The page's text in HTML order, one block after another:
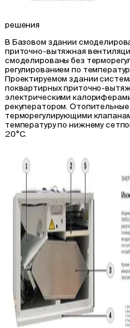
решения
В Базовом здании
приточно-вытяжная
смоделированы без
регулированием по
Проектируемом здании
поквартирных приточно-
электрическими
рекуператором.
терморегулирующими
температуру по нижнему
20°C.